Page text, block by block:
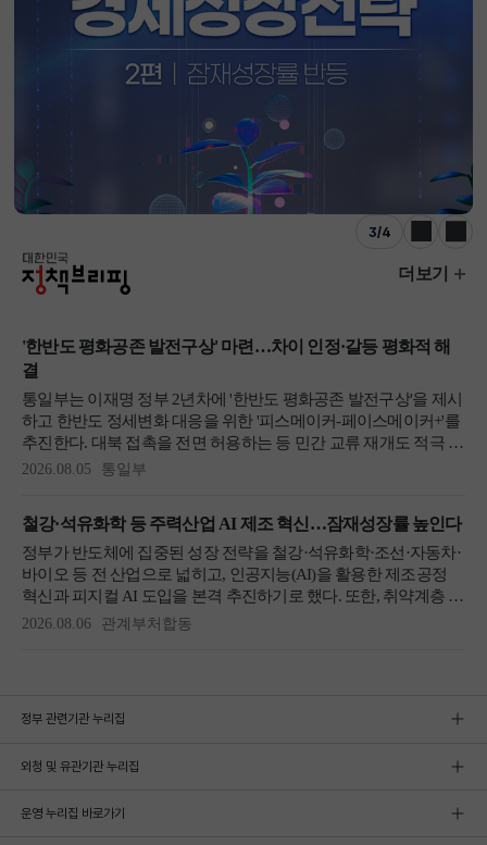
3/4
이전 다음
정부 관련기관 누리집
외청 및 유관기관 누리집
운영 누리집 바로가기